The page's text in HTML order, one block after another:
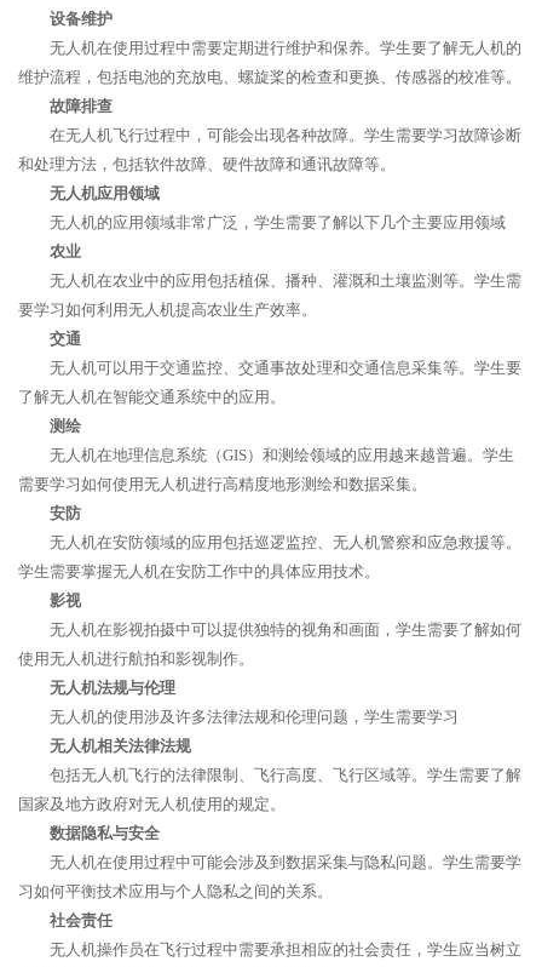
设备维护
无人机在使用过程中需要定期进行维护和保养。学生要了解无人机的
维护流程，包括电池的充放电、螺旋桨的检查和更换、传感器的校准等。
故障排查
在无人机飞行过程中，可能会出现各种故障。学生需要学习故障诊断
和处理方法，包括软件故障、硬件故障和通讯故障等。
无人机应用领域
无人机的应用领域非常广泛，学生需要了解以下几个主要应用领域
农业
无人机在农业中的应用包括植保、播种、灌溉和土壤监测等。学生需
要学习如何利用无人机提高农业生产效率。
交通
无人机可以用于交通监控、交通事故处理和交通信息采集等。学生要
了解无人机在智能交通系统中的应用。
测绘
无人机在地理信息系统（GIS）和测绘领域的应用越来越普遍。学生
需要学习如何使用无人机进行高精度地形测绘和数据采集。
安防
无人机在安防领域的应用包括巡逻监控、无人机警察和应急救援等。
学生需要掌握无人机在安防工作中的具体应用技术。
影视
无人机在影视拍摄中可以提供独特的视角和画面，学生需要了解如何
使用无人机进行航拍和影视制作。
无人机法规与伦理
无人机的使用涉及许多法律法规和伦理问题，学生需要学习
无人机相关法律法规
包括无人机飞行的法律限制、飞行高度、飞行区域等。学生需要了解
国家及地方政府对无人机使用的规定。
数据隐私与安全
无人机在使用过程中可能会涉及到数据采集与隐私问题。学生需要学
习如何平衡技术应用与个人隐私之间的关系。
社会责任
无人机操作员在飞行过程中需要承担相应的社会责任，学生应当树立